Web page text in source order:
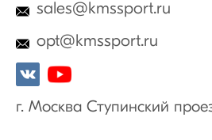
sales@kmssport.ru
opt@kmssport.ru
г. Москва Ступинский